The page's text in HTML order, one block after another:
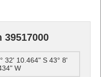
32' 10.464" S 43° 8'
W